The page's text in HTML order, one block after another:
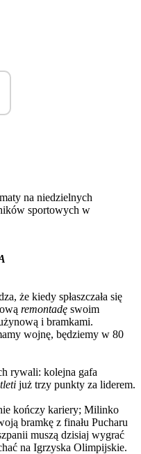
na niedzielnych
sportowych w
że kiedy spłaszczała się
remontadę swoim
i bramkami.
wojnę, będziemy w 80
rywali: kolejna gafa
już trzy punkty za liderem.
kończy kariery; Milinko
bramkę z finału Pucharu
muszą dzisiaj wygrać
na Igrzyska Olimpijskie.